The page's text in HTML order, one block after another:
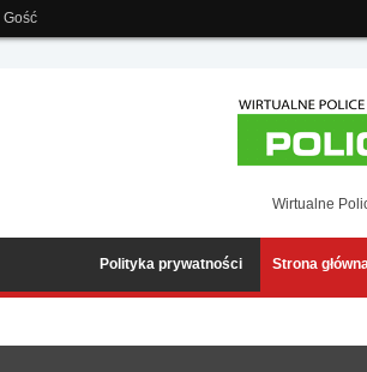
in
Gość
Wirtualne
Polityka prywatności Strona